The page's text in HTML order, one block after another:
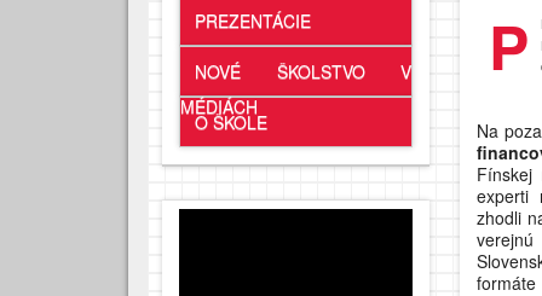
PREZENTÁCIE
NOVÉ ŠKOLSTVO V
MÉDIÁCH
O ŠKOLE
P
Na
Fínskej
experti
zhodli
formáte